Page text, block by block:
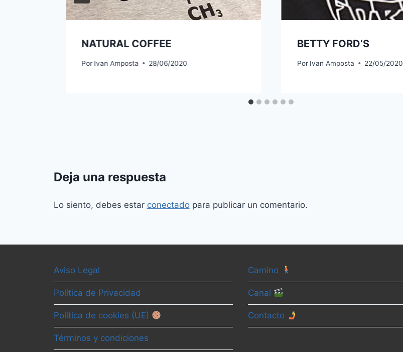
NATURAL COFFEE
Por Ivan Amposta 28/06/2020
BETTY FORD’S
Por Ivan Amposta 22/05/2020
Deja una respuesta
Lo siento, debes estar conectadopara publicar un comentario.
Aviso Legal
Política de Privacidad
Política de cookies (UE)
Términos y condiciones
Camino
Canal
Contacto